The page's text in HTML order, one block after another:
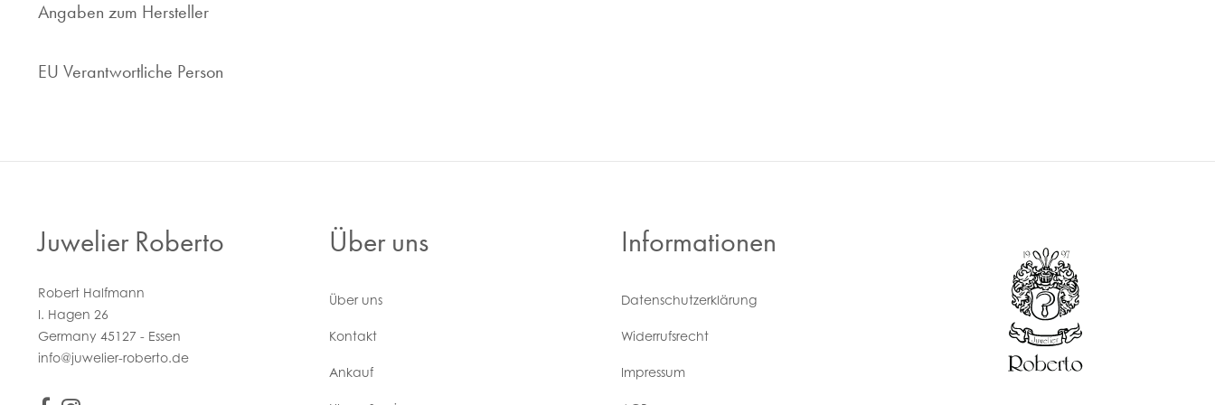
Angaben zum Hersteller
EU Verantwortliche Person
Juwelier Roberto
Robert Halfmann
I. Hagen 26
Germany 45127 - Essen
info@juwelier-roberto.de
Über uns
Über uns
Kontakt
Ankauf
Informationen
Daten­schutz­erklärung
Widerrufs­recht
Impressum